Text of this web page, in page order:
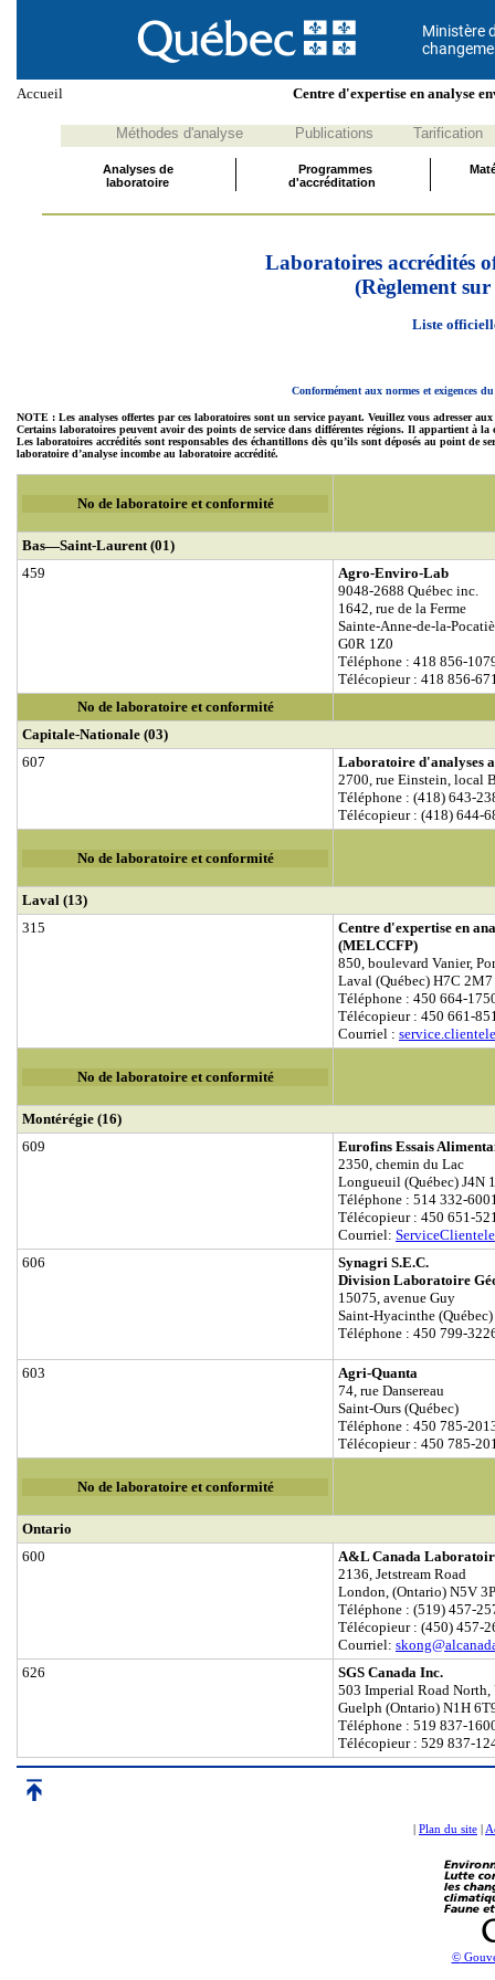
Ministère
Accueil Centre d'expertise en analyse
Méthodes d'analyse Publications Tarification
Analyses de
laboratoire
Programmes
d'accréditation
Laboratoires accrédités
(Règlement
Liste
Conformément aux normes et exigences
NOTE : Les analyses offertes par ces laboratoires sont un service payant. Veuillez vous adresser
Certains laboratoires peuvent avoir des points de service dans différentes régions. Il appartient à la
Les laboratoires accrédités sont responsables des échantillons dès qu’ils sont déposés au point
laboratoire d’analyse incombe au laboratoire accrédité.
No de laboratoire et conformité
Bas—Saint-Laurent (01)
459
Agro-Enviro-Lab
9048-2688 Québec inc.
1642, rue de la Ferme
Sainte-Anne-de-la-
G0R 1Z0
Téléphone : 418 856-
Télécopieur : 418 856-
No de laboratoire et conformité
Capitale-Nationale (03)
607
Laboratoire d'analyses
2700, rue Einstein, local
Téléphone : (418) 643-
Télécopieur : (418) 644-
No de laboratoire et conformité
Laval (13)
315
Centre d'expertise en
(MELCCFP)
850, boulevard Vanier,
Laval (Québec) H7C 2M7
Téléphone : 450 664-
Télécopieur : 450 661-
Courriel :
No de laboratoire et conformité
Montérégie (16)
609
Eurofins Essais
2350, chemin du Lac
Longueuil (Québec) J4N
Téléphone : 514 332-
Télécopieur : 450 651-
Courriel:
606
Synagri S.E.C.
Division Laboratoire
15075, avenue Guy
Saint-Hyacinthe
Téléphone : 450 799-
603
Agri-Quanta
74, rue Dansereau
Saint-Ours (Québec)
Téléphone : 450 785-
Télécopieur : 450 785-
No de laboratoire et conformité
Ontario
600
A&L Canada
2136, Jetstream Road
London, (Ontario) N5V
Téléphone : (519) 457-
Télécopieur : (450) 457-
Courriel:
626
SGS Canada Inc.
503 Imperial Road North,
Guelph (Ontario) N1H
Téléphone : 519 837-
Télécopieur : 529 837-
| Plan du site |
©